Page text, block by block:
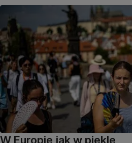
W Europie jak w piekle